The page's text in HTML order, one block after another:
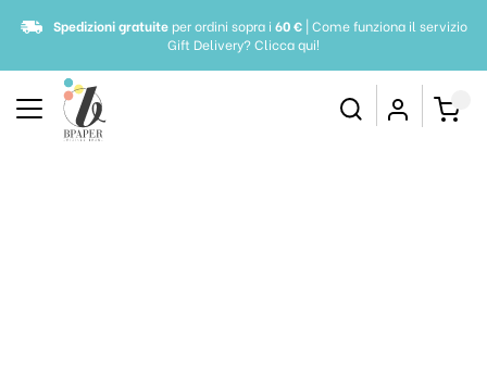
Spedizioni gratuiteper ordini sopra i 60 €| Come funziona il servizio
Gift Delivery?Clicca qui!